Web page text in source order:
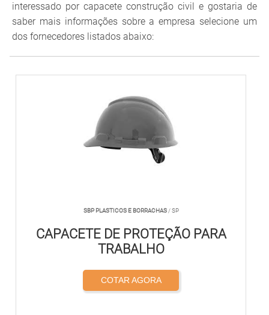
interessado por capacete construção civil e gostaria de
saber mais informações sobre a empresa selecione um
dos fornecedores listados abaixo:
SBP PLASTICOS E BORRACHAS/ SP
CAPACETE DE PROTEÇÃO PARA
TRABALHO
COTAR AGORA